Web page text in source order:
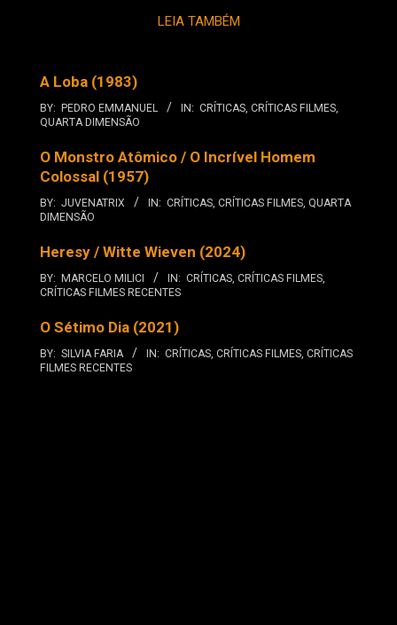
LEIA TAMBÉM
A Loba (1983)
BY: PEDRO EMMANUEL IN: CRÍTICAS, CRÍTICAS FILMES,
QUARTA DIMENSÃO
O Monstro Atômico / O Incrível Homem
Colossal (1957)
BY: JUVENATRIX IN: CRÍTICAS, CRÍTICAS FILMES, QUARTA
DIMENSÃO
Heresy / Witte Wieven (2024)
BY: MARCELO MILICI IN: CRÍTICAS, CRÍTICAS FILMES,
CRÍTICAS FILMES RECENTES
O Sétimo Dia (2021)
BY: SILVIA FARIA IN: CRÍTICAS, CRÍTICAS FILMES, CRÍTICAS
FILMES RECENTES